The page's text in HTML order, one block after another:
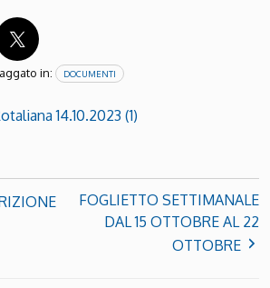
in: DOCUMENTI
14.10.2023 (1)
FOGLIETTO SETTIMANALE
DAL 15 OTTOBRE AL 22
OTTOBRE